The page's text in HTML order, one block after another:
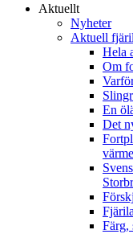
Aktuellt
Nyheter
Aktuell
Hela
Om
En
Det
Färg,